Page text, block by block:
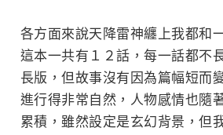
各方面來說天降雷神纏上我都和
這本一共有１２話，每一話都不
長版，但故事沒有因為篇幅短而
進行得非常自然，人物感情也隨
累積，雖然設定是玄幻背景，但